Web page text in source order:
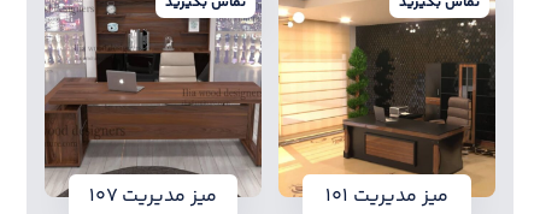
میز مدیریت ۱۰۱ میز مدیریت ۱۰۷